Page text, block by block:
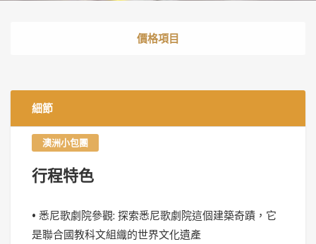
價格項目
細節
澳洲小包團
行程特色
• 悉尼歌劇院參觀: 探索悉尼歌劇院這個建築奇蹟，它
是聯合國教科文組織的世界文化遺產